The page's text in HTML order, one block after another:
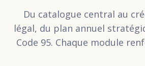
Du catalogue central au
légal, du plan annuel
Code 95. Chaque module